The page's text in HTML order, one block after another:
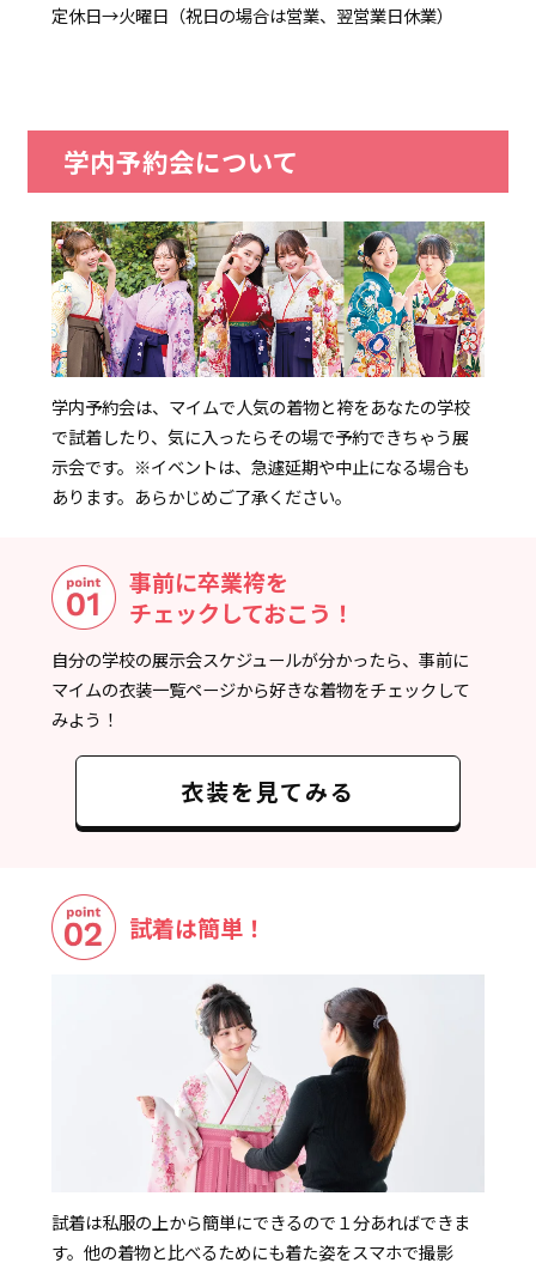
定休日→火曜日（祝日の場合は営業、翌営業日休業）
学内予約会について
学内予約会は、マイムで人気の着物と袴をあなたの学校
で試着したり、気に入ったらその場で予約できちゃう展
示会です。 ※イベントは、急遽延期や中止になる場合も
あります。あらかじめご了承ください。
事前に卒業袴を
チェックしておこう！
自分の学校の展示会スケジュールが分かったら、事前に
マイムの衣装一覧ページから好きな着物をチェックして
みよう！
衣装を見てみる
試着は簡単！
試着は私服の上から簡単にできるので１分あればできま
す。他の着物と比べるためにも着た姿をスマホで撮影